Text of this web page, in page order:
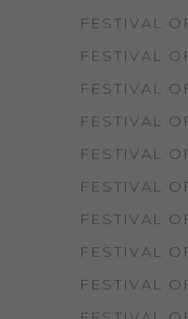
FESTIVAL
FESTIVAL
FESTIVAL
FESTIVAL
FESTIVAL
FESTIVAL
FESTIVAL
FESTIVAL
FESTIVAL